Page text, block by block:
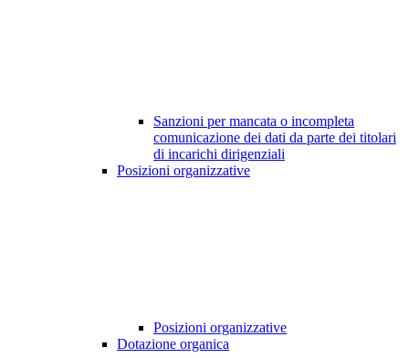
Sanzioni per mancata o incompleta
comunicazione dei dati da parte dei titolari
di incarichi dirigenziali
Posizioni organizzative
Posizioni organizzative
Dotazione organica